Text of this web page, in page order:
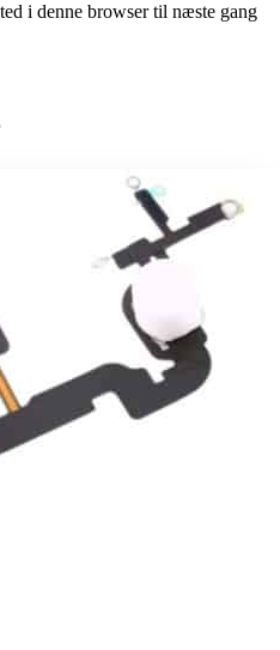
i denne browser til næste gang